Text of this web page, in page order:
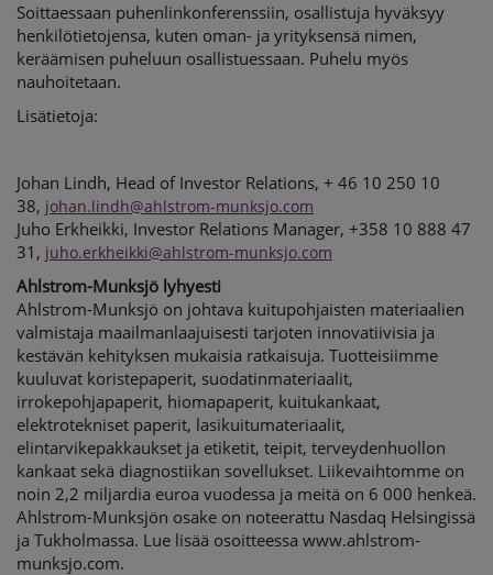
Soittaessaan puhenlinkonferenssiin, osallistuja hyväksyy
henkilötietojensa, kuten oman- ja yrityksensä nimen,
keräämisen puheluun osallistuessaan. Puhelu myös
nauhoitetaan.
Lisätietoja:
Johan Lindh, Head of Investor Relations, + 46 10 250 10
38, johan.lindh@ahlstrom-munksjo.com
Juho Erkheikki, Investor Relations Manager, +358 10 888 47
31, juho.erkheikki@ahlstrom-munksjo.com
Ahlstrom-Munksjö lyhyesti
Ahlstrom-Munksjö on johtava kuitupohjaisten materiaalien
valmistaja maailmanlaajuisesti tarjoten innovatiivisia ja
kestävän kehityksen mukaisia ratkaisuja. Tuotteisiimme
kuuluvat koristepaperit, suodatinmateriaalit,
irrokepohjapaperit, hiomapaperit, kuitukankaat,
elektrotekniset paperit, lasikuitumateriaalit,
elintarvikepakkaukset ja etiketit, teipit, terveydenhuollon
kankaat sekä diagnostiikan sovellukset. Liikevaihtomme on
noin 2,2 miljardia euroa vuodessa ja meitä on 6 000 henkeä.
Ahlstrom-Munksjön osake on noteerattu Nasdaq Helsingissä
ja Tukholmassa. Lue lisää osoitteessa www.ahlstrom-
munksjo.com.